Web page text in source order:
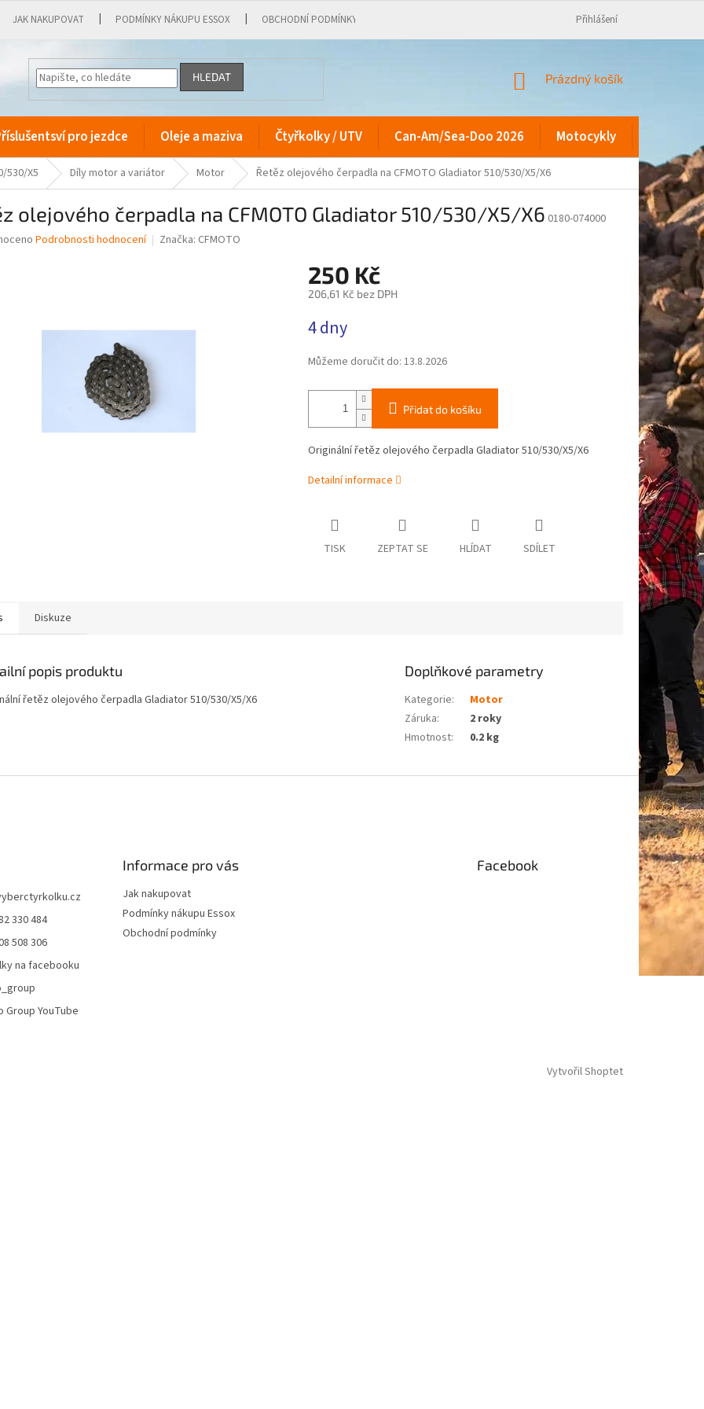
JAK NAKUPOVAT PODMÍNKY NÁKUPU ESSOX OBCHODNÍ PODMÍNKY Přihlášení
HLEDAT
NÁKUPNÍ
Prázdný košík
pro jezdce Oleje a maziva Čtyřkolky / UTV Can-Am/Sea-Doo 2026 Motocykly
530/X5 Díly motor a variátor Motor Řetěz olejového čerpadla na CFMOTO Gladiator 510/530/X5/X6
olejového čerpadla na CFMOTO Gladiator 510/530/X5/X6 0180-074000
Podrobnosti hodnocení Značka: CFMOTO
250 Kč
206,61 Kč bez DPH
cena:
4 dny
Můžeme doručit do: 13.8.2026
Přidat do košíku
Originální řetěz olejového čerpadla Gladiator 510/530/X5/X6
Detailní informace
TISK ZEPTAT SE HLÍDAT SDÍLET
Diskuze
popis produktu
řetěz olejového čerpadla Gladiator 510/530/X5/X6
Doplňkové parametry
Kategorie:
Motor
Záruka:
2 roky
Hmotnost: 0.2 kg
330 484
508 306
na facebooku
Group YouTube
Informace pro vás
Jak nakupovat
Podmínky nákupu Essox
Obchodní podmínky
Facebook
Vytvořil Shoptet